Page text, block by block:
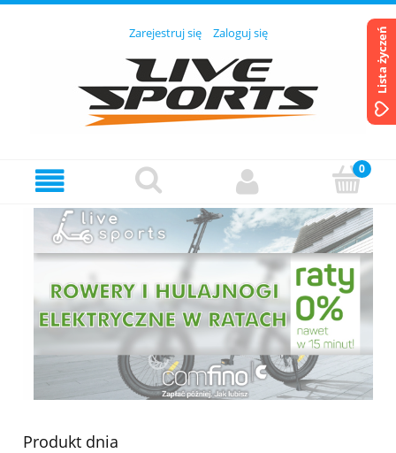
Zarejestruj się Zaloguj się
Produkt dnia
Lista życzeń